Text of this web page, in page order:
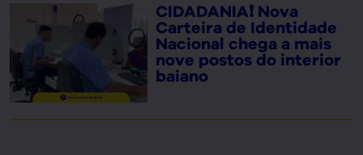
CIDADANIA❗ Nova
Carteira de Identidade
Nacional chega a mais
nove postos do interior
baiano